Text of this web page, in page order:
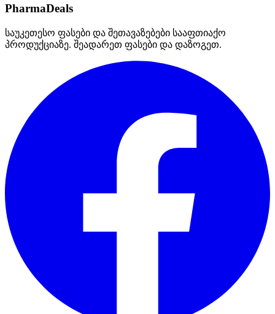
PharmaDeals
საუკეთესო ფასები და შეთავაზებები სააფთიაქო
პროდუქციაზე. შეადარეთ ფასები და დაზოგეთ.